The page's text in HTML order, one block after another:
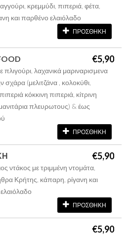
κρεμμύδι, πιπεριά, φέτα,
και παρθένο ελαιόλαδο
ΠΡΟΣΘΗΚΗ
€5,90
πλιγούρι, λαχανικά μαριναρισμενα
σχάρα (μελιτζάνα , κολοκύθι,
κόκκινη πιπεριά, κίτρινη
πλευρωτους) & έως
ΠΡΟΣΘΗΚΗ
€5,90
ντάκος με τριμμένη ντομάτα,
Κρήτης, κάπαρη, ρίγανη και
ΠΡΟΣΘΗΚΗ
€5,90